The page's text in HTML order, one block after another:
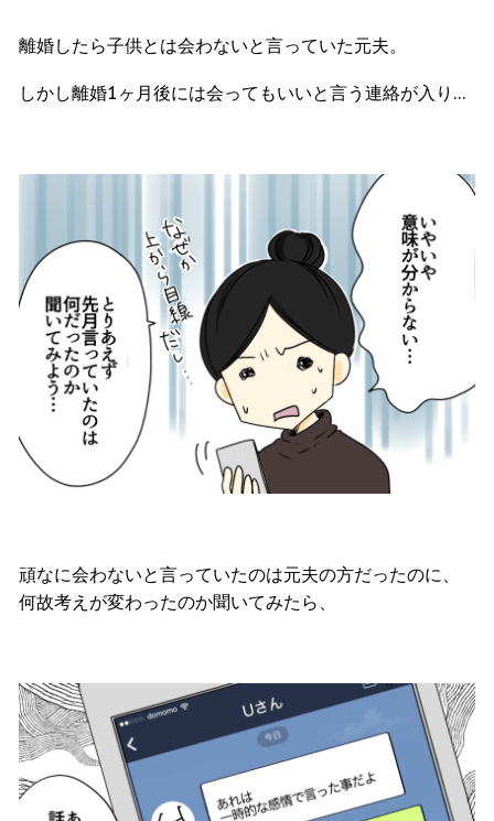
離婚したら子供とは会わないと言っていた元夫。
しかし離婚1ヶ月後には会ってもいいと言う連絡が入り…
頑なに会わないと言っていたのは元夫の方だったのに、
何故考えが変わったのか聞いてみたら、